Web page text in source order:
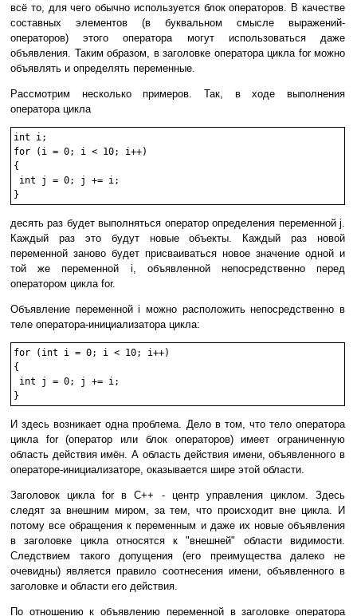
всё то, для чего обычно используется блок операторов. В качестве
составных элементов (в буквальном смысле выражений-
операторов) этого оператора могут использоваться даже
объявления. Таким образом, в заголовке оператора цикла for можно
объявлять и определять переменные.
Рассмотрим несколько примеров. Так, в ходе выполнения
оператора цикла
int i;
for (i = 0; i < 10; i++)
{
int j = 0; j += i;
десять раз будет выполняться оператор определения переменной j.
Каждый раз это будут новые объекты. Каждый раз новой
переменной заново будет присваиваться новое значение одной и
той же переменной i, объявленной непосредственно перед
оператором цикла for.
Объявление переменной i можно расположить непосредственно в
теле оператора-инициализатора цикла:
for (int i = 0; i < 10; i++)
{
int j = 0; j += i;
И здесь возникает одна проблема. Дело в том, что тело оператора
цикла for (оператор или блок операторов) имеет ограниченную
область действия имён. А область действия имени, объявленного в
операторе-инициализаторе, оказывается шире этой области.
Заголовок цикла for в C++ - центр управления циклом. Здесь
следят за внешним миром, за тем, что происходит вне цикла. И
потому все обращения к переменным и даже их новые объявления
в заголовке цикла относятся к "внешней" области видимости.
Следствием такого допущения (его преимущества далеко не
очевидны) является правило соотнесения имени, объявленного в
заголовке и области его действия.
По отношению к объявлению переменной в заголовке оператора